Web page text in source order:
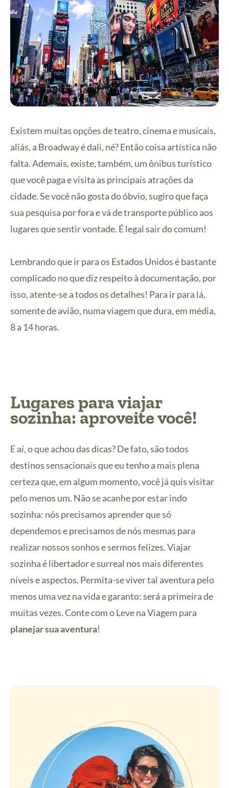
Existem muitas opções de teatro, cinema e musicais,
aliás, a Broadway é dali, né? Então coisa artística não
falta. Ademais, existe, também, um ônibus turístico
que você paga e visita as principais atrações da
cidade. Se você não gosta do óbvio, sugiro que faça
sua pesquisa por fora e vá de transporte público aos
lugares que sentir vontade. É legal sair do comum!
Lembrando que ir para os Estados Unidos é bastante
complicado no que diz respeito à documentação, por
isso, atente-se a todos os detalhes! Para ir para lá,
somente de avião, numa viagem que dura, em média,
8 a 14 horas.
Lugares para viajar
sozinha: aproveite você!
E aí, o que achou das dicas? De fato, são todos
destinos sensacionais que eu tenho a mais plena
certeza que, em algum momento, você já quis visitar
pelo menos um. Não se acanhe por estar indo
sozinha: nós precisamos aprender que só
dependemos e precisamos de nós mesmas para
realizar nossos sonhos e sermos felizes. Viajar
sozinha é libertador e surreal nos mais diferentes
níveis e aspectos. Permita-se viver tal aventura pelo
menos uma vez na vida e garanto: será a primeira de
muitas vezes. Conte com o Leve na Viagem para
planejar sua aventura!